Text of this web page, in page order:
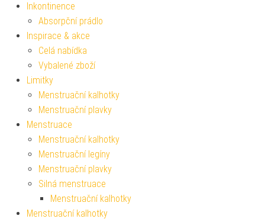
Inkontinence
Absorpční prádlo
Inspirace & akce
Celá nabídka
Vybalené zboží
Limitky
Menstruační kalhotky
Menstruační plavky
Menstruace
Menstruační kalhotky
Menstruační legíny
Menstruační plavky
Silná menstruace
Menstruační kalhotky
Menstruační kalhotky